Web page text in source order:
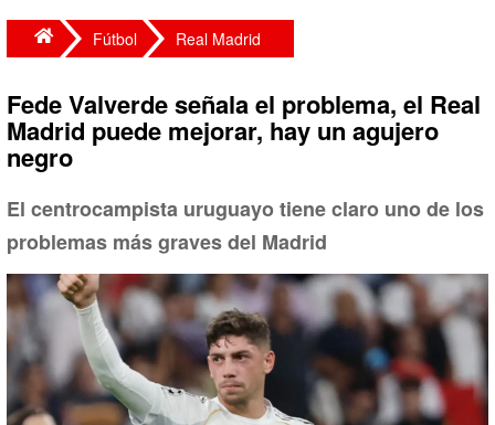
Fútbol Real Madrid
Fede Valverde señala el problema, el Real
Madrid puede mejorar, hay un agujero
negro
El centrocampista uruguayo tiene claro uno de los
problemas más graves del Madrid